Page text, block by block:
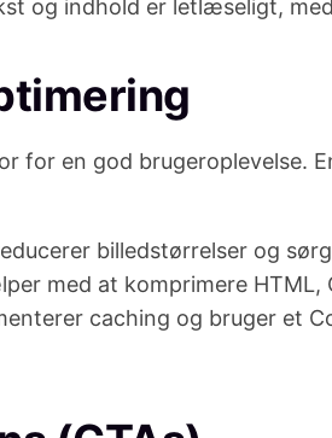
og indhold er letlæseligt,
for en god brugeroplevelse.
billedstørrelser og
med at komprimere
caching og bruger et